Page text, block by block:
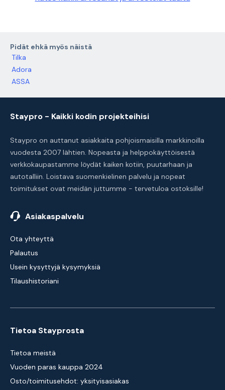
Pidät ehkä myös näistä
Tilka
Adora
ASSA
Staypro - Kaikki kodin projekteihisi
Staypro on auttanut asiakkaita pohjoismaisilla markkinoilla
vuodesta 2007 lähtien. Nopeasta ja helppokäyttöisestä
verkkokaupastamme löydät kaiken kotiin, puutarhaan ja
autotalliin. Loistava suomenkielinen palvelu ja nopeat
toimitukset ovat meidän juttumme - tervetuloa ostoksille!
Asiakaspalvelu
Ota yhteyttä
Palautus
Usein kysyttyjä kysymyksiä
Tilaushistoriani
Tietoa Stayprosta
Tietoa meistä
Vuoden paras kauppa 2024
Osto/toimitusehdot: yksityisasiakas